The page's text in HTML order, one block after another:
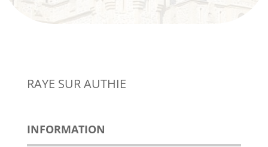
RAYE SUR AUTHIE
INFORMATION